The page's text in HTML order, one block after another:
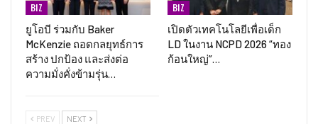
BIZ
ยูโอบี ร่วมกับ Baker
McKenzie ถอดกลยุทธ์การ
สร้าง ปกป้อง และส่งต่อ
ความมั่งคั่งข้ามรุ่น…
BIZ
เปิดตัวเทคโนโลยีเพื่อเด็ก
LD ในงาน NCPD 2026 “ทอง
ก้อนใหญ่”…
PREV NEXT